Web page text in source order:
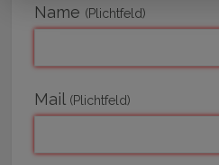
Name (Plichtfeld)
Mail (Plichtfeld)